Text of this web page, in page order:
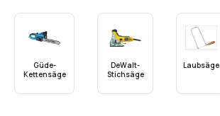
Güde-
Kettensäge
DeWalt-
Stichsäge
Laubsäge